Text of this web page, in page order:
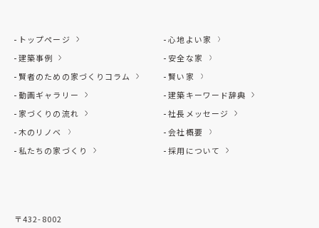
トップページ
建築事例
賢者のための家づくりコラム
動画ギャラリー
家づくりの流れ
木のリノベ
私たちの家づくり
心地よい家
安全な家
賢い家
建築キーワード辞典
社長メッセージ
会社概要
採用について
〒432-8002